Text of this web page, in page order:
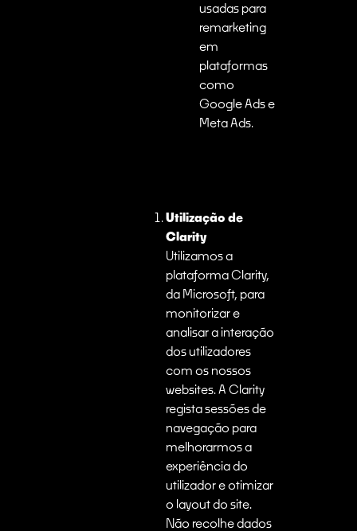
usadas para
remarketing
em
plataformas
como
Google Ads e
Meta Ads.
Utilização de
Clarity
Utilizamos a
plataforma Clarity,
da Microsoft, para
monitorizar e
analisar a interação
dos utilizadores
com os nossos
websites. A Clarity
regista sessões de
navegação para
melhorarmos a
experiência do
utilizador e otimizar
o layout do site.
Não recolhe dados